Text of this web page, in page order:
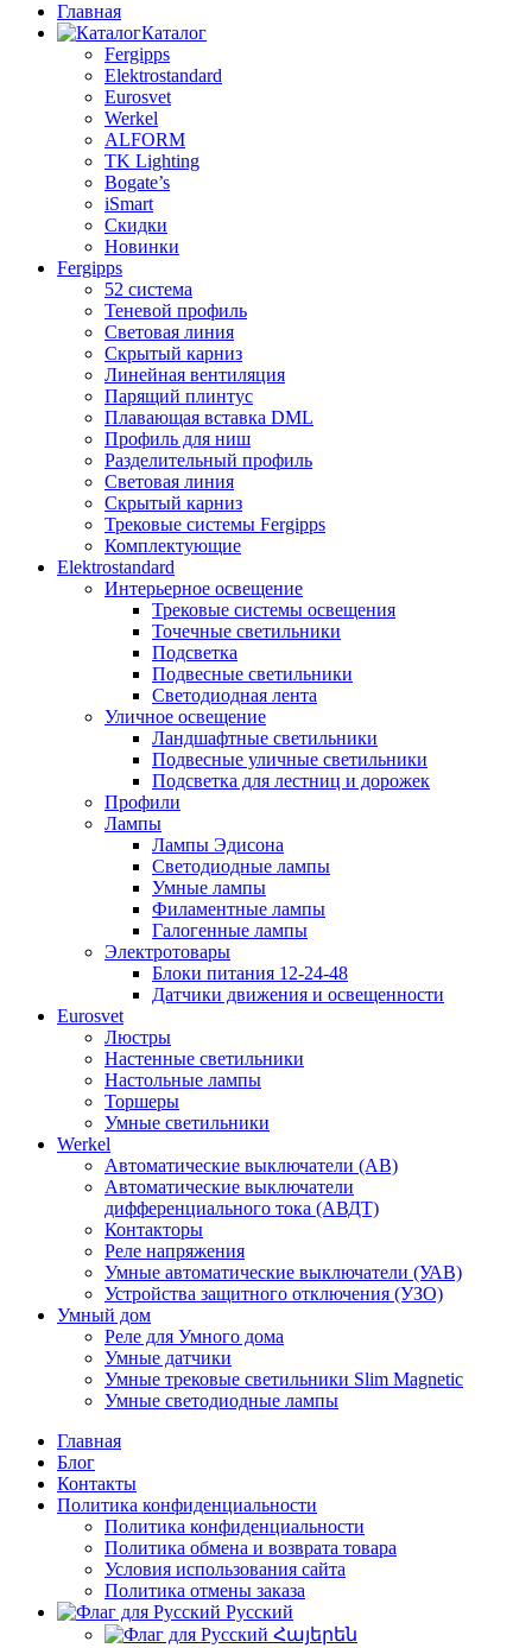
Главная
Каталог
Fergipps
Elektrostandard
Eurosvet
Werkel
ALFORM
TK Lighting
Bogate’s
iSmart
Скидки
Новинки
Fergipps
52 система
Теневой профиль
Световая линия
Скрытый карниз
Линейная вентиляция
Парящий плинтус
Плавающая вставка DML
Профиль для ниш
Разделительный профиль
Световая линия
Скрытый карниз
Трековые системы Fergipps
Комплектующие
Elektrostandard
Интерьерное освещение
Трековые системы освещения
Точечные светильники
Подсветка
Подвесные светильники
Светодиодная лента
Уличное освещение
Ландшафтные светильники
Подвесные уличные светильники
Подсветка для лестниц и дорожек
Профили
Лампы
Лампы Эдисона
Светодиодные лампы
Умные лампы
Филаментные лампы
Галогенные лампы
Электротовары
Блоки питания 12-24-48
Датчики движения и освещенности
Eurosvet
Люстры
Настенные светильники
Настольные лампы
Торшеры
Умные светильники
Werkel
Автоматические выключатели (АВ)
Автоматические выключатели
дифференциального тока (АВДТ)
Контакторы
Реле напряжения
Умные автоматические выключатели (УАВ)
Устройства защитного отключения (УЗО)
Умный дом
Реле для Умного дома
Умные датчики
Умные трековые светильники Slim Magnetic
Умные светодиодные лампы
Главная
Блог
Контакты
Политика конфиденциальности
Политика конфиденциальности
Политика обмена и возврата товара
Условия использования сайта
Политика отмены заказа
Русский
Հայերեն